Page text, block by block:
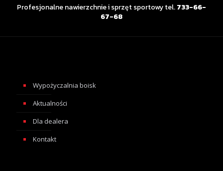
Profesjonalne nawierzchnie i sprzęt sportowy tel.733-66-
67-68
Wypożyczalnia boisk
Aktualności
Dla dealera
Kontakt